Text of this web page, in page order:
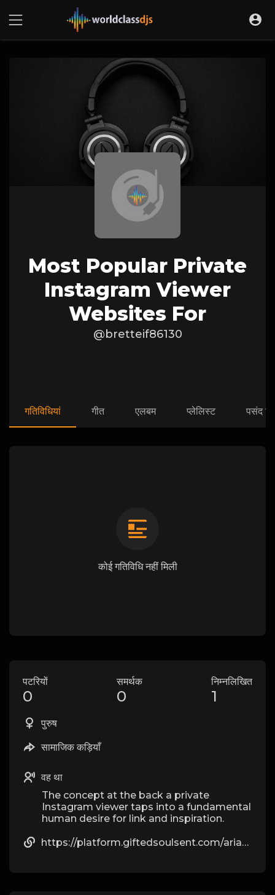
Most Popular Private
Instagram Viewer
Websites For
@bretteif86130
गतिविधियां गीत एलबम प्लेलिस्ट पसंद
कोई गतिविधि नहीं मिली
पटरियों
0
समर्थक
0
निम्नलिखित
1
पुरुष
सामाजिक कड़ियाँ
वह था
The concept at the back a private
Instagram viewer taps into a fundamental
human desire for link and inspiration.
https://platform.giftedsoulsent.com/ariannedeeds67